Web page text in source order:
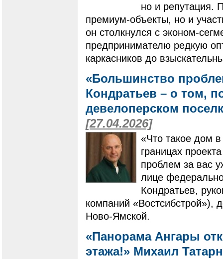
но и репутация.
премиум-объекты, но и
он столкнулся с эконом-
предпринимателю редкую
каркасников до
«Большинство
Кондратьев – о том,
девелоперском
[27.04.2026]
«Что такое дом
границах
проблем за вас
лице
Кондратьев,
компаний «Востсибстрой»),
Ново-Ямской.
«Панорама Ангары
этажа!» Михаил